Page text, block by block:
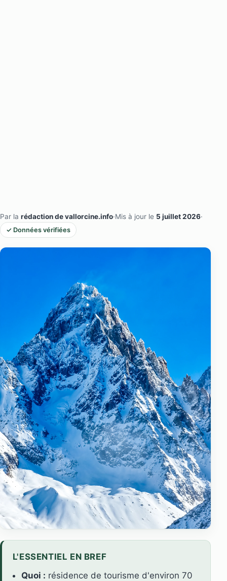
Par la rédaction de vallorcine.info·Mis à jour le 5 juillet 2026·
✓ Données vérifiées
L'ESSENTIEL EN BREF
Quoi : résidence de tourisme d'environ 70